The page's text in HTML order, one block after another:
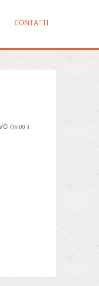
CONTATTI
(19:00 il